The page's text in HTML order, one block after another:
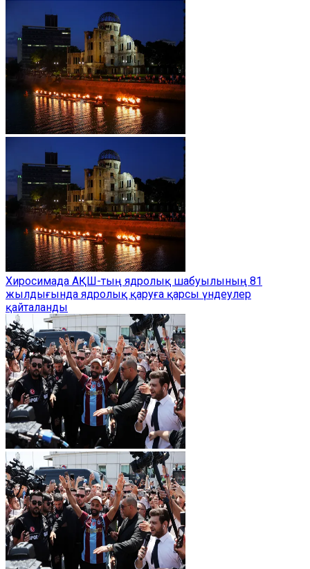
Хиросимада АҚШ-тың ядролық шабуылының 81
жылдығында ядролық қаруға қарсы үндеулер
қайталанды